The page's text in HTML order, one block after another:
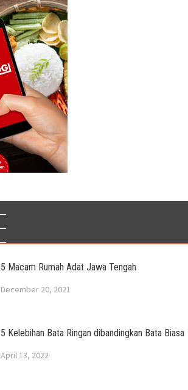
5 Macam Rumah Adat Jawa Tengah
December 20, 2021
5 Kelebihan Bata Ringan dibandingkan Bata Biasa
April 13, 2022